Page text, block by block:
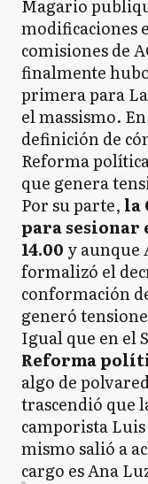
Magario
modificaciones
comisiones de
finalmente
primera para
el massismo.
definición de
Reforma
que genera
Por su parte, la
para sesionar
14.00 y aunque
formalizó el
conformación
generó
Igual que en el
Reforma
algo de
trascendió que
camporista
mismo salió a
cargo es Ana